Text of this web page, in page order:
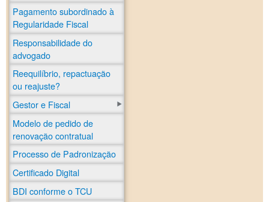
Pagamento subordinado à
Regularidade Fiscal
Responsabilidade do
advogado
Reequilíbrio, repactuação
ou reajuste?
Gestor e Fiscal
Modelo de pedido de
renovação contratual
Processo de Padronização
Certificado Digital
BDI conforme o TCU